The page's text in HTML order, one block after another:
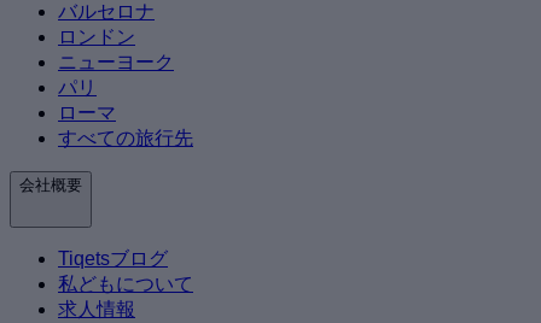
バルセロナ
ロンドン
ニューヨーク
パリ
ローマ
すべての旅行先
会社概要
Tiqetsブログ
私どもについて
求人情報